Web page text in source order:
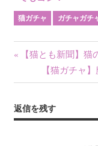
【Part47】
猫ガチャ ガチャガチ
投
稿
ナ
前
記
【猫とも新聞】猫
次
の
事:
【猫ガチャ
返信を残す